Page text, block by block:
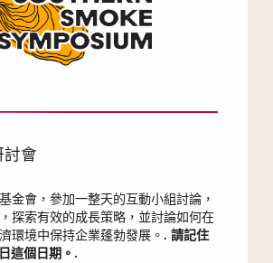
討會
金會，參加一整天的互動小組討論，
探索有效的成長策略，並討論如何在
環境中保持企業蓬勃發展。. 請記住
這個日期。 .